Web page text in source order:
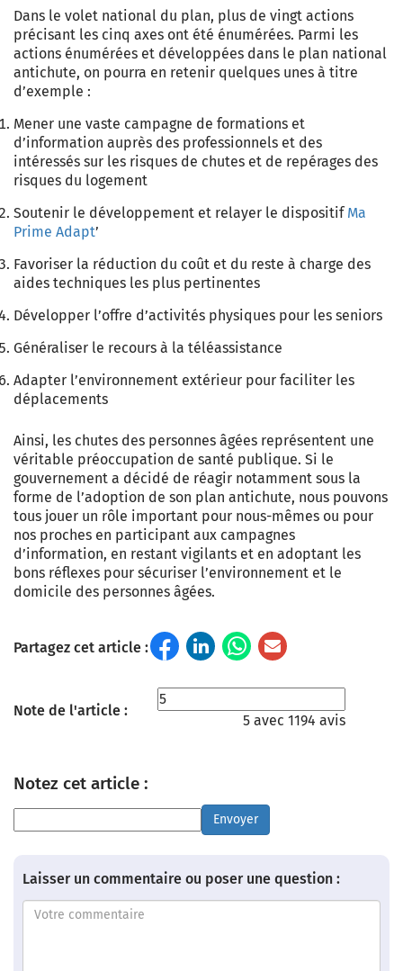
Dans le volet national du plan, plus de vingt actions
précisant les cinq axes ont été énumérées. Parmi les
actions énumérées et développées dans le plan national
antichute, on pourra en retenir quelques unes à titre
d’exemple :
Mener une vaste campagne de formations et
d’information auprès des professionnels et des
intéressés sur les risques de chutes et de repérages des
risques du logement
Soutenir le développement et relayer le dispositif Ma
Prime Adapt’
Favoriser la réduction du coût et du reste à charge des
aides techniques les plus pertinentes
Développer l’offre d’activités physiques pour les seniors
Généraliser le recours à la téléassistance
Adapter l’environnement extérieur pour faciliter les
déplacements
Ainsi, les chutes des personnes âgées représentent une
véritable préoccupation de santé publique. Si le
gouvernement a décidé de réagir notamment sous la
forme de l’adoption de son plan antichute, nous pouvons
tous jouer un rôle important pour nous-mêmes ou pour
nos proches en participant aux campagnes
d’information, en restant vigilants et en adoptant les
bons réflexes pour sécuriser l’environnement et le
domicile des personnes âgées.
Partagez cet article :
Note de l'article :
5 avec 1194 avis
Notez cet article :
Envoyer
Laisser un commentaire ou poser une question :